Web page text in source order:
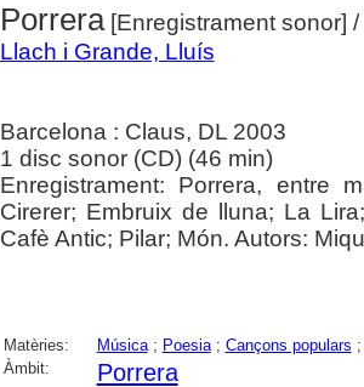
Porrera[Enregistrament sonor] /
Llach i Grande, Lluís
Barcelona : Claus, DL 2003
1 disc sonor (CD) (46 min)
Enregistrament: Porrera, entre
Cirerer; Embruix de lluna; La
Cafè Antic; Pilar; Món. Autors:
Matèries: Música; Poesia; Cançons populars
Àmbit:
Porrera